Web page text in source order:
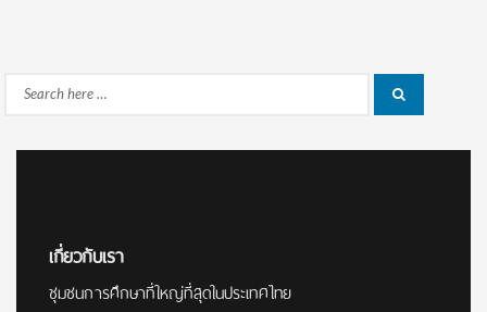
Search
เกี่ยวกับเรา
ชุมชนการศึกษาที่ใหญ่ที่สุดในประเทศไทย